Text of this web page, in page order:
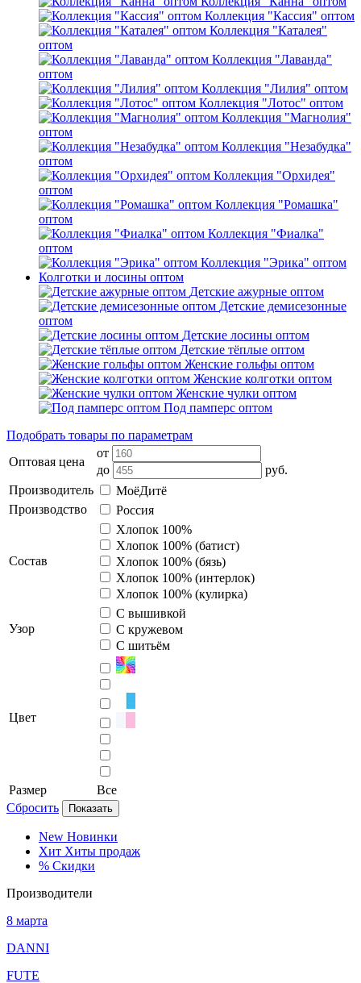
Коллекция "Кассия" оптом
Коллекция "Каталея"
оптом
Коллекция "Лаванда"
оптом
Коллекция "Лилия" оптом
Коллекция "Лотос" оптом
Коллекция "Магнолия"
оптом
Коллекция "Незабудка"
оптом
Коллекция "Орхидея"
оптом
Коллекция "Ромашка"
оптом
Коллекция "Фиалка"
оптом
Коллекция "Эрика" оптом
Колготки и лосины оптом
Детские ажурные оптом
Детские демисезонные
оптом
Детские лосины оптом
Детские тёплые оптом
Женские гольфы оптом
Женские колготки оптом
Женские чулки оптом
Под памперс оптом
Подобрать товары по параметрам
Оптовая цена
от
до
руб.
Производитель
МоёДитё
Производство
Россия
Состав
Хлопок 100%
Хлопок 100% (батист)
Хлопок 100% (бязь)
Хлопок 100% (интерлок)
Хлопок 100% (кулирка)
Узор
С вышивкой
С кружевом
С шитьём
Цвет
Размер
Все
Сбросить
Показать
New Новинки
Хит Хиты продаж
% Скидки
Производители
8 марта
DANNI
FUTE